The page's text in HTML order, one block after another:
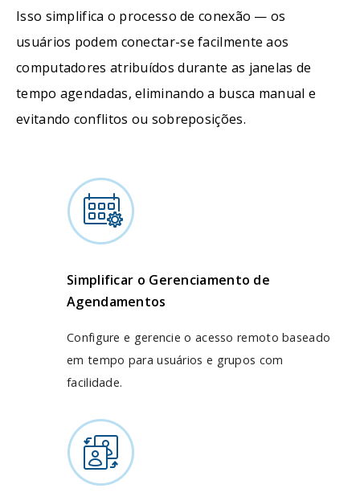
Isso simplifica o processo de conexão — os
usuários podem conectar-se facilmente aos
computadores atribuídos durante as janelas de
tempo agendadas, eliminando a busca manual e
evitando conflitos ou sobreposições.
Simplificar o Gerenciamento de
Agendamentos
Configure e gerencie o acesso remoto baseado
em tempo para usuários e grupos com
facilidade.